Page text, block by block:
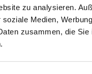
zu analysieren.
Medien,
zusammen, die